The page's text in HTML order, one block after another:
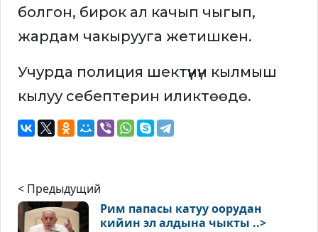
болгон, бирок ал качып чыгып,
жардам чакырууга жетишкен.
Учурда полиция шектүүнүн кылмыш
кылуу себептерин иликтөөдө.
< Предыдущий
Рим папасы катуу оорудан
кийин эл алдына чыкты ..>